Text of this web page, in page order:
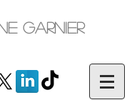
Garnier